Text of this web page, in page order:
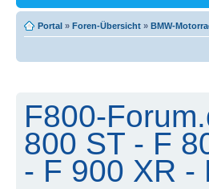
Portal » Foren-Übersicht » BMW-
F800-
800 ST - F
- F 900 XR -